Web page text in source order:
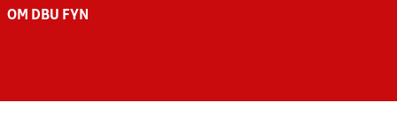
OM DBU FYN